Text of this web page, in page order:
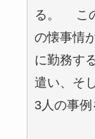
る。 こ
の懐事情
に勤務す
遣い、そ
3人の事例